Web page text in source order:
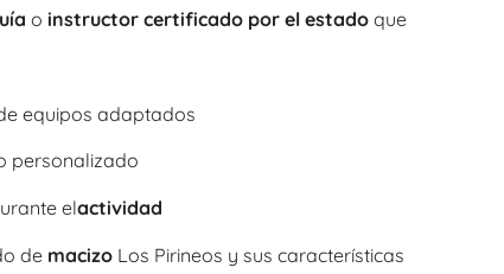
o instructor certificado por el estadoque
equipos adaptados
personalizado
elactividad
de macizo Los Pirineos y sus características